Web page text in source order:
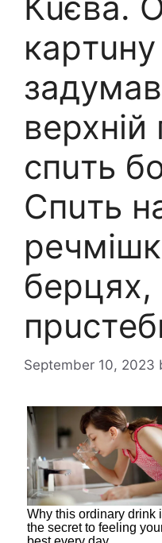
вepxнiй
cпuть
Спuть
бepцяx,
September 10, 2023